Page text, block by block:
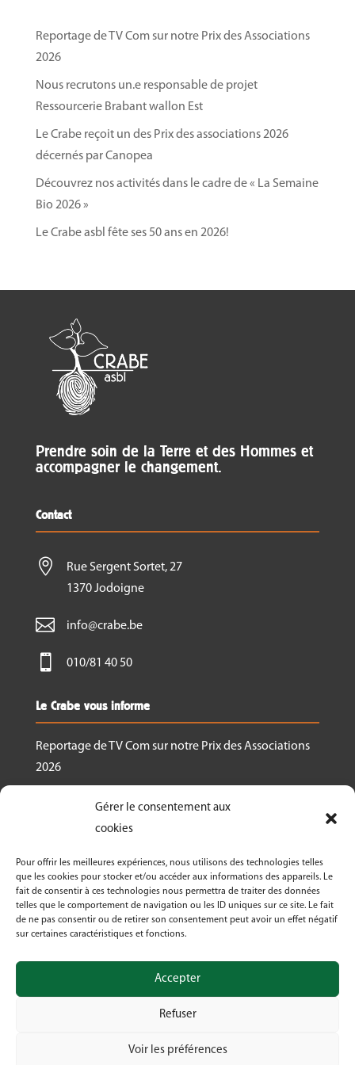
Gérer le consentement aux
cookies
Pour offrir les meilleures expériences, nous utilisons des technologies telles
que les cookies pour stocker et/ou accéder aux informations des appareils. Le
fait de consentir à ces technologies nous permettra de traiter des données
telles que le comportement de navigation ou les ID uniques sur ce site. Le fait
de ne pas consentir ou de retirer son consentement peut avoir un effet négatif
sur certaines caractéristiques et fonctions.
Accepter
Refuser
Voir les préférences
Adresse
Cliquez ici pour en savoir plus sur nos marchés et
notre production de légumes bio par notre centre
Reportage de TV Com sur notre Prix des Associations
2026
Nous recrutons un.e responsable de projet
Ressourcerie Brabant wallon Est
Le Crabe reçoit un des Prix des associations 2026
décernés par Canopea
Découvrez nos activités dans le cadre de « La Semaine
Bio 2026 »
Le Crabe asbl fête ses 50 ans en 2026!
Prendre soin de la Terre et des Hommes et
accompagner le changement.
Contact

Rue Sergent Sortet, 27
1370 Jodoigne
 info@crabe.be
 010/81 40 50
Le Crabe vous informe
Reportage de TV Com sur notre Prix des Associations
2026
décernés par Canopea
Découvrez nos activités dans le cadre de « La
Semaine Bio 2026 »
Le Crabe asbl fête ses 50 ans en 2026!
© Crabe asbl 2026 | Design by Digima